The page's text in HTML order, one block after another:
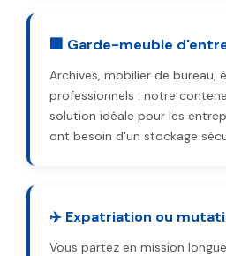
🏢 Garde-meuble
Archives, mobilier de bureau,
professionnels : notre
solution idéale pour les
ont besoin d'un stockage
✈️ Expatriation ou
Vous partez en mission